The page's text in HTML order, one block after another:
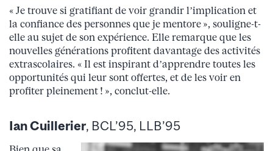
« Je trouve si gratifiant de voir grandir l’implication et
la confiance des personnes que je mentore », souligne-t-
elle au sujet de son expérience. Elle remarque que les
nouvelles générations profitent davantage des activités
extrascolaires. « Il est inspirant d’apprendre toutes les
opportunités qui leur sont offertes, et de les voir en
profiter pleinement ! », conclut-elle.
Ian Cuillerier, BCL’95, LLB’95